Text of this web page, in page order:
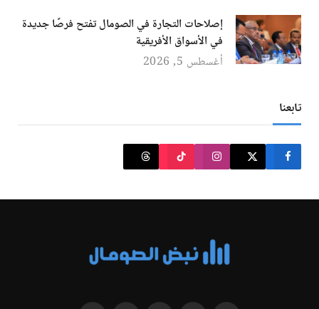
إصلاحات التجارة في الصومال تفتح فرصًا جديدة
في الأسواق الأفريقية
أغسطس 5, 2026
تابعنا